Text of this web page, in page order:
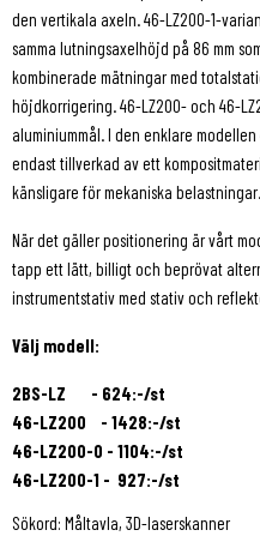
den vertikala axeln. 46-LZ200-1-
samma lutningsaxelhöjd på 86 mm
kombinerade mätningar med
höjdkorrigering. 46-LZ200- och 46-
aluminiummål. I den enklare
endast tillverkad av ett
känsligare för mekaniska belastningar.
När det gäller positionering är vårt
tapp ett lätt, billigt och beprövat
instrumentstativ med stativ och
Välj modell:
2BS-LZ - 624:-/st
46-LZ200 - 1428:-/st
46-LZ200-0 - 1104:-/st
46-LZ200-1 - 927:-/st
Sökord: Måltavla, 3D-laserskanner